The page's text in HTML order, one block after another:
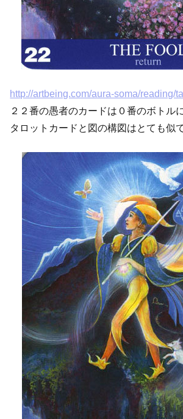
http://artbeing.com/aura-soma/reading/
２２番の愚者のカードは０番のボトル
タロットカードと図の構図はとても似